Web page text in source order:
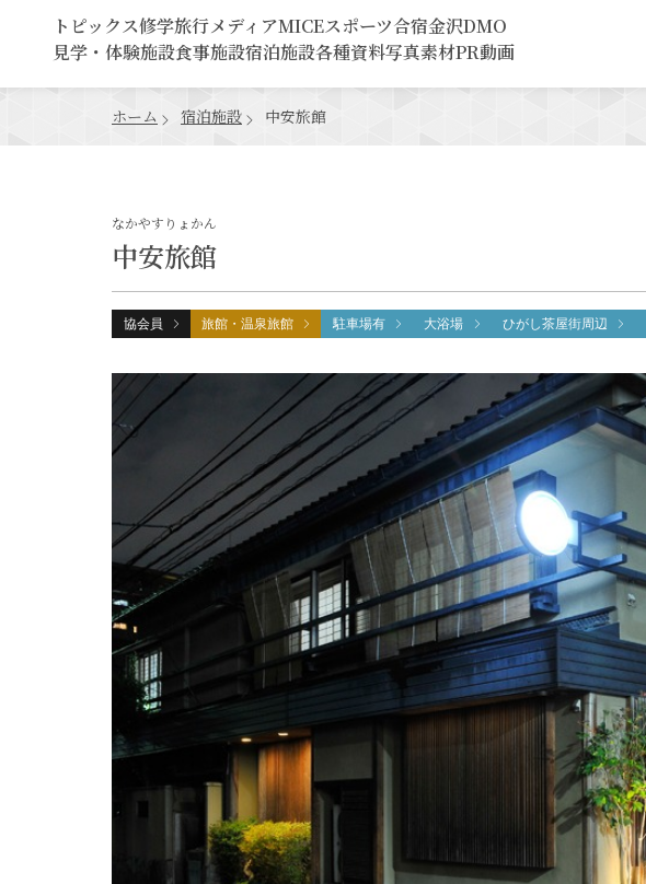
トピックス修学旅行メディアMICEスポーツ合宿金沢DMO
見学・体験施設食事施設宿泊施設各種資料写真素材PR動画
ホーム 宿泊施設 中安旅館
中安旅館
なかやすりょかん
協会員 旅館・温泉旅館 駐車場有 大浴場 ひがし茶屋街周辺